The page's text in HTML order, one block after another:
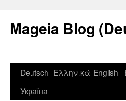
Mageia Blog
Deutsch Ελληνικά English
Україна